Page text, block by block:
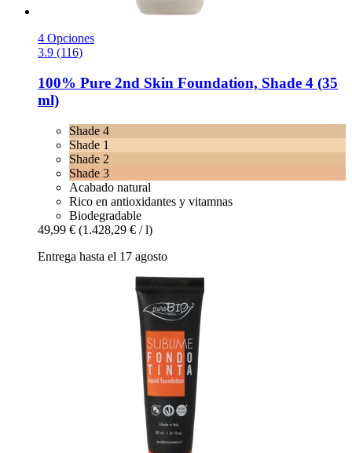
4 Opciones
3.9 (116)
100% Pure 2nd Skin Foundation, Shade 4 (35
ml)
Shade 4
Shade 1
Shade 2
Shade 3
Acabado natural
Rico en antioxidantes y vitamnas
Biodegradable
49,99 € (1.428,29 € / l)
Entrega hasta el 17 agosto